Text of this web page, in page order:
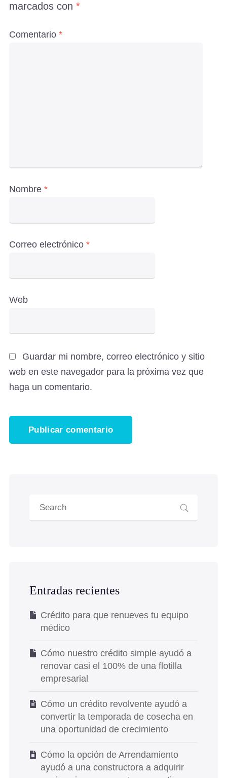
marcados con *
Comentario *
Nombre *
Correo electrónico *
Web
Guardar mi nombre, correo electrónico y sitio
web en este navegador para la próxima vez que
haga un comentario.
Entradas recientes
Crédito para que renueves tu equipo
médico
Cómo nuestro crédito simple ayudó a
renovar casi el 100% de una flotilla
empresarial
Cómo un crédito revolvente ayudó a
convertir la temporada de cosecha en
una oportunidad de crecimiento
Cómo la opción de Arrendamiento
ayudó a una constructora a adquirir